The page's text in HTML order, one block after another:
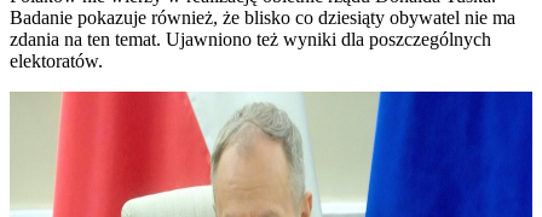
Badanie pokazuje również, że blisko co dziesiąty obywatel nie ma
zdania na ten temat. Ujawniono też wyniki dla poszczególnych
elektoratów.